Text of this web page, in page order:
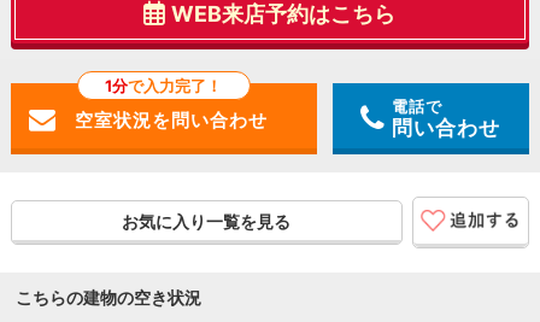
WEB来店予約はこちら
1分で入力完了！
電話で
問い合わせ
お気に入り一覧を見る
こちらの建物の空き状況